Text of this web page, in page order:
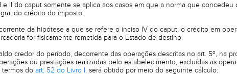
e II do caput somente se aplica aos casos em que a norma que
do crédito do imposto.
da hipótese a que se refere o inciso IV do caput, o crédito em
for fisicamente remetida para o Estado de destino.
credor do período, decorrente das operações descritas no art. 5º, na
ou prestações realizadas pelo estabelecimento, excluídas as
termos do art. 52 do Livro I, será obtido por meio do seguinte cálculo: